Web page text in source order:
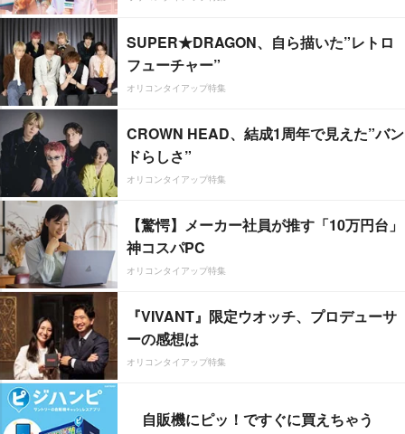
SUPER★DRAGON、自ら描いた”レトロ
フューチャー”
オリコンタイアップ特集
CROWN HEAD、結成1周年で見えた”バン
ドらしさ”
オリコンタイアップ特集
【驚愕】メーカー社員が推す「10万円台」
神コスパPC
オリコンタイアップ特集
『VIVANT』限定ウオッチ、プロデューサ
ーの感想は
オリコンタイアップ特集
自販機にピッ！ですぐに買えちゃう